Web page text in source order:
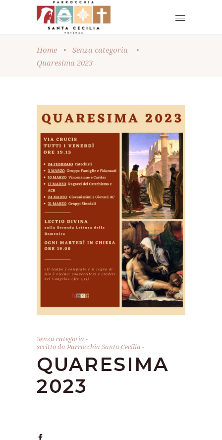
Home • Senza categoria
•
Quaresima 2023
Senza categoria
scritto da Parrocchia Santa Cecilia
QUARESIMA
2023